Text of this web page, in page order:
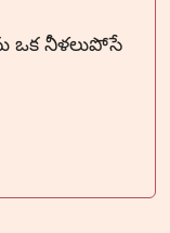
ఒక నీళలుపోసే